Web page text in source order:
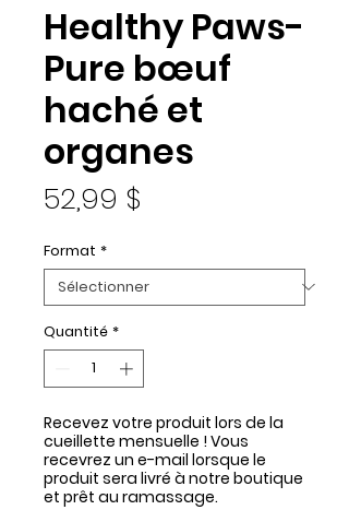
Healthy Paws-
Pure bœuf
haché et
organes
52,99 $
Format *
Quantité *
Recevez votre produit lors de la
cueillette mensuelle ! Vous
recevrez un e-mail lorsque le
produit sera livré à notre boutique
et prêt au ramassage.